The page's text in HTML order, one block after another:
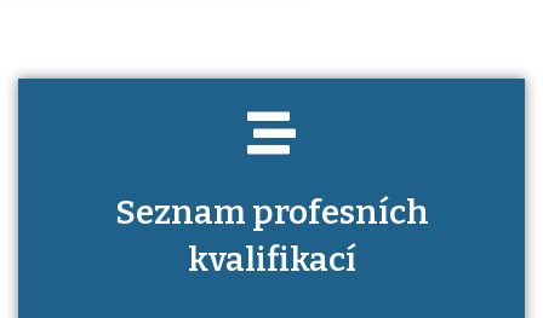
Seznam profesních
kvalifikací